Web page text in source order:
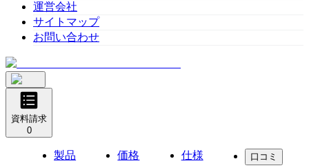
運営会社
サイトマップ
お問い合わせ
資料請求
0
製品 価格 仕様 口コミ